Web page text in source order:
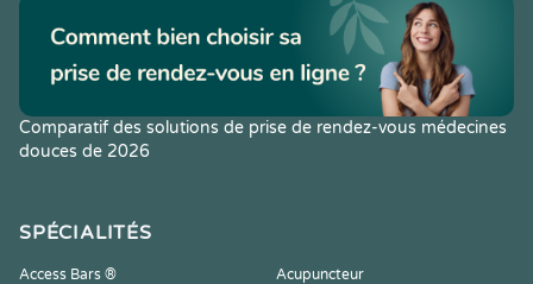
Comparatif des solutions de prise de rendez-vous médecines
douces de 2026
SPÉCIALITÉS
Access Bars ®
Acupuncteur